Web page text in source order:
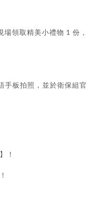
領取精美小禮物 1 份，
手板拍照，並於衛保組官
！